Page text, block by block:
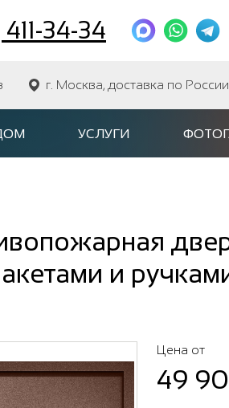
34-34
г. Москва, доставка по России
УСЛУГИ
и
Цена от
49